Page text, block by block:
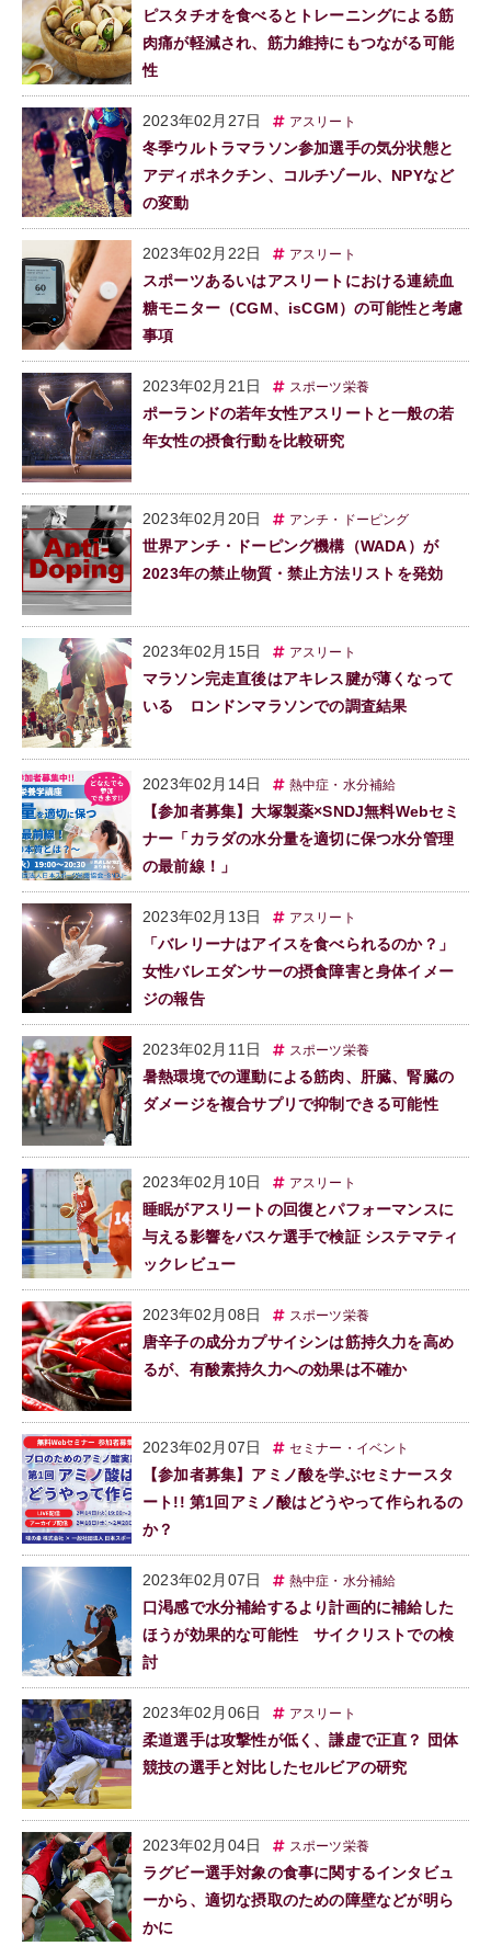
ピスタチオを食べるとトレーニングによる筋
肉痛が軽減され、筋力維持にもつながる可能
性
2023年02月27日 アスリート
冬季ウルトラマラソン参加選手の気分状態と
アディポネクチン、コルチゾール、NPYなど
の変動
2023年02月22日 アスリート
スポーツあるいはアスリートにおける連続血
糖モニター（CGM、isCGM）の可能性と考慮
事項
2023年02月21日 スポーツ栄養
ポーランドの若年女性アスリートと一般の若
年女性の摂食行動を比較研究
2023年02月20日 アンチ・ドーピング
世界アンチ・ドーピング機構（WADA）が
2023年の禁止物質・禁止方法リストを発効
2023年02月15日 アスリート
マラソン完走直後はアキレス腱が薄くなって
いる ロンドンマラソンでの調査結果
2023年02月14日 熱中症・水分補給
【参加者募集】大塚製薬×SNDJ無料Webセミ
ナー「カラダの水分量を適切に保つ水分管理
の最前線！」
2023年02月13日 アスリート
「バレリーナはアイスを食べられるのか？」
女性バレエダンサーの摂食障害と身体イメー
ジの報告
2023年02月11日 スポーツ栄養
暑熱環境での運動による筋肉、肝臓、腎臓の
ダメージを複合サプリで抑制できる可能性
2023年02月10日 アスリート
睡眠がアスリートの回復とパフォーマンスに
与える影響をバスケ選手で検証 システマティ
ックレビュー
2023年02月08日 スポーツ栄養
唐辛子の成分カプサイシンは筋持久力を高め
るが、有酸素持久力への効果は不確か
2023年02月07日 セミナー・イベント
【参加者募集】アミノ酸を学ぶセミナースタ
ート!! 第1回アミノ酸はどうやって作られるの
か？
2023年02月07日 熱中症・水分補給
口渇感で水分補給するより計画的に補給した
ほうが効果的な可能性 サイクリストでの検
討
2023年02月06日 アスリート
柔道選手は攻撃性が低く、謙虚で正直？ 団体
競技の選手と対比したセルビアの研究
2023年02月04日 スポーツ栄養
ラグビー選手対象の食事に関するインタビュ
ーから、適切な摂取のための障壁などが明ら
かに